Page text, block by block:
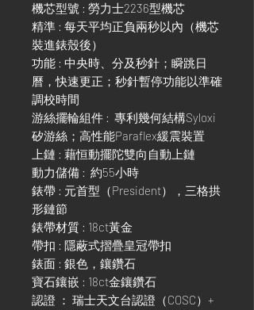
機芯型號 : 勞力士2236型機芯
精準 : 每天平均正負兩秒以內（機芯
裝進錶殼後）
功能 : 中央時、分及秒針；瞬跳日
曆，快速更正；秒針暫停功能以準確
調校時間
游絲擺輪組件 : 專利幾何結構Syloxi
矽游絲；高性能Paraflex緩震裝置
上鏈 : 藉恒動擺陀雙向自動上鏈
動力儲備 : 約55小時
錶帶 : 元首型（President），三格拱
形鏈節
錶帶材質 : 18ct黃金
帶扣 : 隱蔽式摺疊皇冠帶扣
錶面 : 銀色，鑲鑽石
寶石鑲嵌 : 18ct金鑲鑽石
認證 ： 瑞士天文台認證（COSC）+